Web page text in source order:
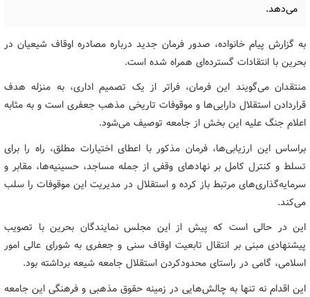
می‌دهد.
به گزارش پیام خانواده، صدور فرمان جدید درباره مصادره اوقاف شیعیان در
بحرین با انتقادات گسترده‌ای همراه شده است.
منتقدان می‌گویند این فرمان، فراتر از یک تصمیم اداری، به منزله هدف
قراردادن استقلال دارایی‌ها و موقوفات تاریخی مذهب جعفری است و به مثابه
اعلام جنگ علیه این بخش از جامعه توصیف می‌شود.
براساس این ارزیابی‌ها، فرمان مذکور با اعطای اختیارات مطلق، راه را برای
تسلط و کنترل کامل بر نهادهای وقفی از جمله مساجد، حسینیه‌ها، مقابر و
سرمایه‌گذاری‌های مرتبط باز کرده و استقلال در مدیریت این موقوفات را سلب
می‌کند.
این در حالی است که پیش از این مجلس نمایندگان بحرین با تصویب
پیشنهادی مبنی بر انتقال تابعیت اوقاف سنی و جعفری به شورای عالی امور
اسلامی، گامی در راستای محدودکردن استقلال جامعه شیعه برداشته بود.
این اقدام نه تنها به چالش‌هایی در زمینه حقوق مذهبی و فرهنگی این جامعه